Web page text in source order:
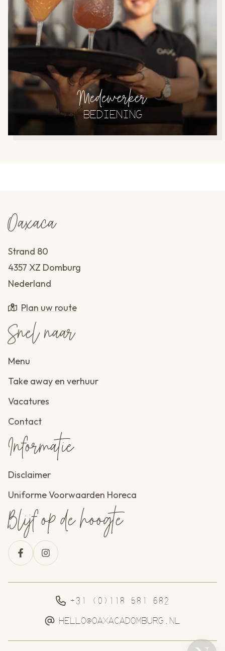
Medewerker
BEDIENING
Oaxaca
Strand 80
4357 XZ Domburg
Nederland
Plan uw route
Snel naar
Menu
Take away en verhuur
Vacatures
Contact
Informatie
Disclaimer
Uniforme Voorwaarden Horeca
Blijf op de hoogte
+31 (0)118 581 682
HELLO@OAXACADOMBURG.NL